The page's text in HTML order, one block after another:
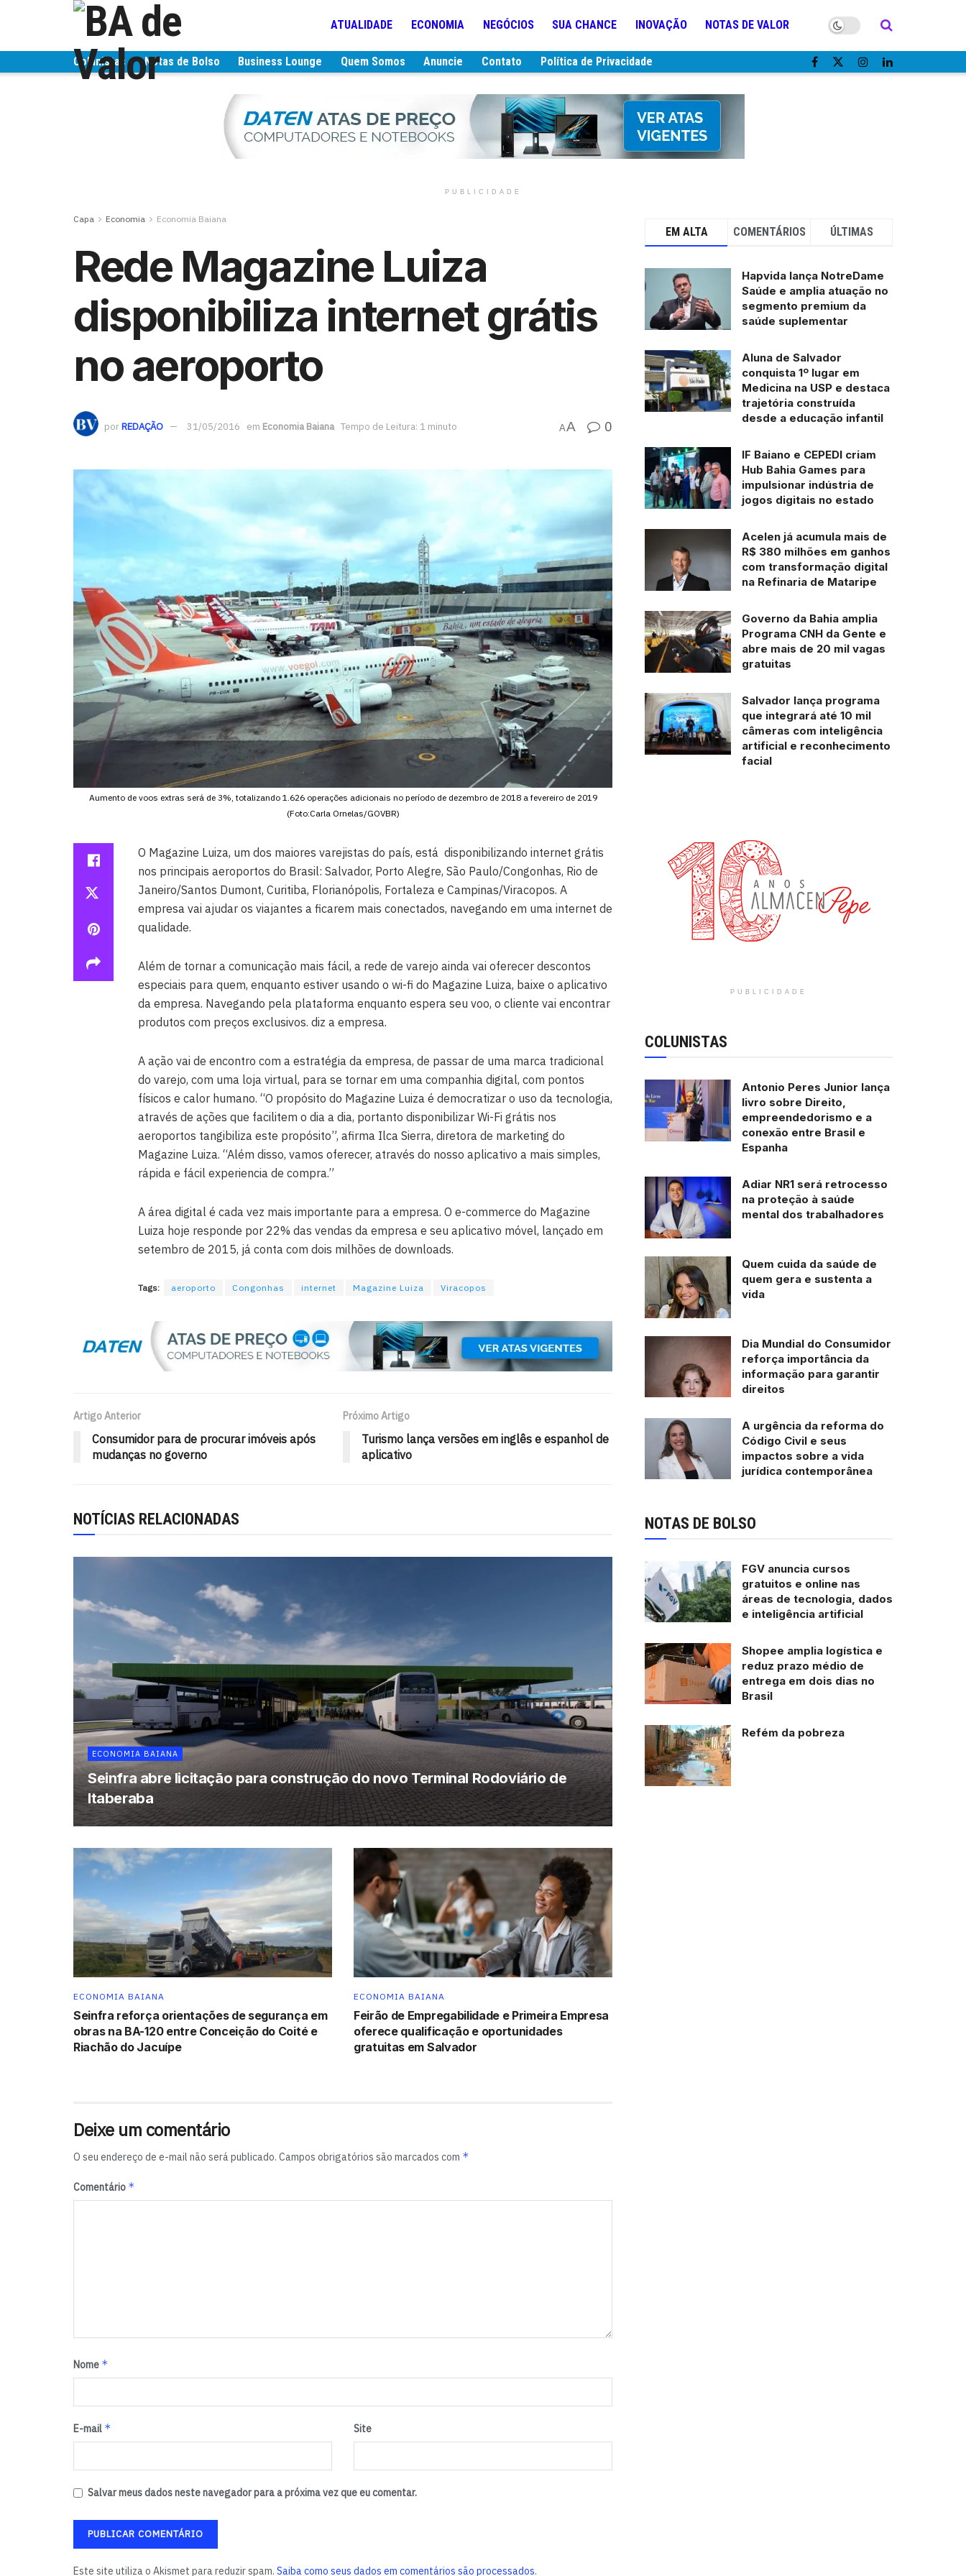
ATUALIDADE ECONOMIA NEGÓCIOS SUA CHANCE INOVAÇÃO NOTAS DE VALOR
Colunistas Notas de Bolso Business Lounge Quem Somos Anuncie Contato Política de Privacidade
PUBLICIDADE
Capa Economia Economia Baiana
Rede Magazine Luiza
disponibiliza internet grátis
no aeroporto
porREDAÇÃO 31/05/2016 em Economia Baiana Tempo de Leitura: 1 minuto AA 0
Aumento de voos extras será de 3%, totalizando 1.626 operações adicionais no período de dezembro de 2018 a fevereiro de 2019
(Foto:Carla Ornelas/GOVBR)
O Magazine Luiza, um dos maiores varejistas do país, está disponibilizando internet grátis
nos principais aeroportos do Brasil: Salvador, Porto Alegre, São Paulo/Congonhas, Rio de
Janeiro/Santos Dumont, Curitiba, Florianópolis, Fortaleza e Campinas/Viracopos. A
empresa vai ajudar os viajantes a ficarem mais conectados, navegando em uma internet de
qualidade.
Além de tornar a comunicação mais fácil, a rede de varejo ainda vai oferecer descontos
especiais para quem, enquanto estiver usando o wi-fi do Magazine Luiza, baixe o aplicativo
da empresa. Navegando pela plataforma enquanto espera seu voo, o cliente vai encontrar
produtos com preços exclusivos. diz a empresa.
A ação vai de encontro com a estratégia da empresa, de passar de uma marca tradicional
do varejo, com uma loja virtual, para se tornar em uma companhia digital, com pontos
físicos e calor humano. “O propósito do Magazine Luiza é democratizar o uso da tecnologia,
através de ações que facilitem o dia a dia, portanto disponibilizar Wi-Fi grátis nos
aeroportos tangibiliza este propósito”, afirma Ilca Sierra, diretora de marketing do
Magazine Luiza. “Além disso, vamos oferecer, através do nosso aplicativo a mais simples,
rápida e fácil experiencia de compra.”
A área digital é cada vez mais importante para a empresa. O e-commerce do Magazine
Luiza hoje responde por 22% das vendas da empresa e seu aplicativo móvel, lançado em
setembro de 2015, já conta com dois milhões de downloads.
Tags: aeroporto Congonhas internet Magazine Luiza Viracopos
Artigo Anterior
Consumidor para de procurar imóveis após
mudanças no governo
Próximo Artigo
Turismo lança versões em inglês e espanhol de
aplicativo
NOTÍCIAS RELACIONADAS
ECONOMIA BAIANA
Seinfra abre licitação para construção do novo Terminal Rodoviário de
Itaberaba
ECONOMIA BAIANA
Seinfra reforça orientações de segurança em
obras na BA-120 entre Conceição do Coité e
Riachão do Jacuípe
ECONOMIA BAIANA
Feirão de Empregabilidade e Primeira Empresa
oferece qualificação e oportunidades
gratuitas em Salvador
Deixe um comentário
O seu endereço de e-mail não será publicado. Campos obrigatórios são marcados com *
Comentário *
Nome *
E-mail * Site
Salvar meus dados neste navegador para a próxima vez que eu comentar.
Este site utiliza o Akismet para reduzir spam. Saiba como seus dados em comentários são processados.
EM ALTA COMENTÁRIOS ÚLTIMAS
Hapvida lança NotreDame
Saúde e amplia atuação no
segmento premium da
saúde suplementar
Aluna de Salvador
conquista 1º lugar em
Medicina na USP e destaca
trajetória construída
desde a educação infantil
IF Baiano e CEPEDI criam
Hub Bahia Games para
impulsionar indústria de
jogos digitais no estado
Acelen já acumula mais de
R$ 380 milhões em ganhos
com transformação digital
na Refinaria de Mataripe
Governo da Bahia amplia
Programa CNH da Gente e
abre mais de 20 mil vagas
gratuitas
Salvador lança programa
que integrará até 10 mil
câmeras com inteligência
artificial e reconhecimento
facial
PUBLICIDADE
COLUNISTAS
Antonio Peres Junior lança
livro sobre Direito,
empreendedorismo e a
conexão entre Brasil e
Espanha
Adiar NR1 será retrocesso
na proteção à saúde
mental dos trabalhadores
Quem cuida da saúde de
quem gera e sustenta a
vida
Dia Mundial do Consumidor
reforça importância da
informação para garantir
direitos
A urgência da reforma do
Código Civil e seus
impactos sobre a vida
jurídica contemporânea
NOTAS DE BOLSO
FGV anuncia cursos
gratuitos e online nas
áreas de tecnologia, dados
e inteligência artificial
Shopee amplia logística e
reduz prazo médio de
entrega em dois dias no
Brasil
Refém da pobreza